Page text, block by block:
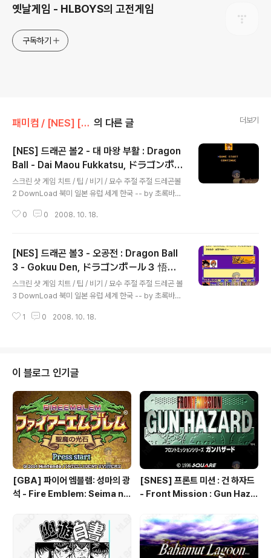
옛날게임 - HLBOYS의 고전게임
구독하기
패미컴 / [NES] [FC]/시뮬레이션 의 다른 글 더보기
[NES] 드래곤 볼2 - 대 마왕 부활 : Dragon
Ball - Dai Maou Fukkatsu, ドラゴンボー
ル２ 大魔王復活
스크린 샷 게임 치트 / 팁 / 비기 / 묘수 주절 주절 드레곤볼
2 DownLoad 북미 일본 유럽 세계 한국 -- by 초록바다
4274 기타 정보 더 보기 / 링크 관련 게임 / 다른 플랫폼 게
on Ball Z: L'Appel du Destin [PC엔진/CD-ROM] -
[PCE-CD] 드래곤 볼 Z 위대한 손오공 전설 - Dragon B
all Z - ドラゴンボールZ 偉大なる孫悟空伝説 [패미
컴/시뮬레이션] - [NES] 드래곤 볼 Z-강습 사이어 인 : Dr
0 0 2008. 10. 18.
[NES] 드래곤 볼3 - 오공전 : Dragon Ball
3 - Gokuu Den, ドラゴンボール３ 悟空
伝
스크린 샷 게임 치트 / 팁 / 비기 / 묘수 주절 주절 드레곤 볼
3 DownLoad 북미 일본 유럽 세계 한국 -- by 초록바다
086 기타 정보 더 보기 / 링크 관련 게임 / 다른 플랫폼 게
[PCE-CD] 드래곤 볼 Z 위대한 손오공 전설 - Dragon B
all Z - ドラゴンボールZ 偉大なる孫悟空伝説 [패미
컴/시뮬레이션] - [NES] 드래곤 볼 Z-강습 사이어 인 : Dr
agon Ball Z..
1 0 2008. 10. 18.
이 블로그 인기글
[GBA] 파이어 엠블렘: 성마의 광
석 - Fire Emblem: Seima no
ム 聖魔の光石, 파이어 엠블렘:
더 세이크리드 스톤즈 - Fire Em
blem: The Sacred Stones
[SNES] 프론트 미션 : 건 하자드
- Front Mission : Gun Haza
ズ ガンハザード